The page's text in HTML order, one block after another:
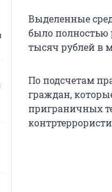
Выделенные
было полностью
тысяч рублей в
По подсчетам
граждан,
приграничных